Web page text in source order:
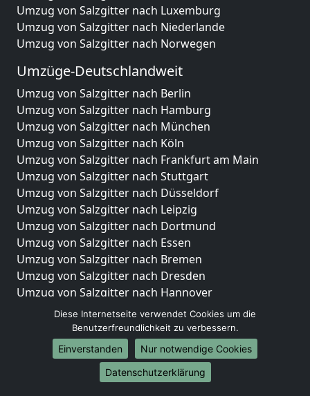
Umzug von Salzgitter nach Luxemburg
Umzug von Salzgitter nach Niederlande
Umzug von Salzgitter nach Norwegen
Umzüge-Deutschlandweit
Umzug von Salzgitter nach Berlin
Umzug von Salzgitter nach Hamburg
Umzug von Salzgitter nach München
Umzug von Salzgitter nach Köln
Umzug von Salzgitter nach Frankfurt am Main
Umzug von Salzgitter nach Stuttgart
Umzug von Salzgitter nach Düsseldorf
Umzug von Salzgitter nach Leipzig
Umzug von Salzgitter nach Dortmund
Umzug von Salzgitter nach Essen
Umzug von Salzgitter nach Bremen
Umzug von Salzgitter nach Dresden
Umzug von Salzgitter nach Hannover
Umzug von Salzgitter nach Nürnberg
Umzug von Salzgitter nach Duisburg
Umzug von Salzgitter nach Bochum
Umzug von Salzgitter nach Wuppertal
Umzug von Salzgitter nach Bielefeld
Diese Internetseite verwendet Cookies um die
Benutzerfreundlichkeit zu verbessern.
Einverstanden
Nur notwendige Cookies
Datenschutzerklärung